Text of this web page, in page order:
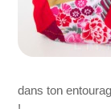
dans ton